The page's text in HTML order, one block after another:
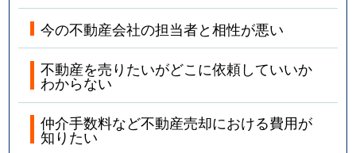
今の不動産会社の担当者と相性が悪い
不動産を売りたいがどこに依頼していいか
わからない
仲介手数料など不動産売却における費用が
知りたい